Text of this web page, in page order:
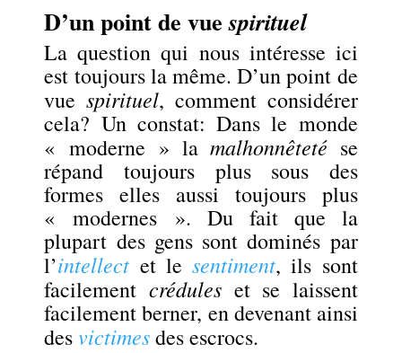
D’un point de vuespirituel
La question qui nous intéresse ici
est toujours la même. D’un point de
vuespirituel, comment considérer
cela? Un constat: Dans le monde
« moderne » lamalhonnêteté se
répand toujours plus sous des
formes elles aussi toujours plus
« modernes ». Du fait que la
plupart des gens sont dominés par
l’intellect et lesentiment, ils sont
facilement créduleset se laissent
facilement berner, en devenant ainsi
desvictimesdes escrocs.